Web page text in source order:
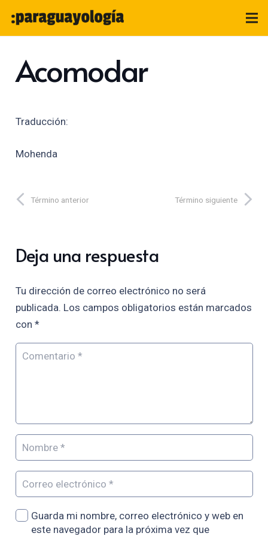
Acomodar
Traducción:
Mohenda
Término anterior Término siguiente
Deja una respuesta
Tu dirección de correo electrónico no será
publicada. Los campos obligatorios están marcados
con *
Guarda mi nombre, correo electrónico y web en
este navegador para la próxima vez que